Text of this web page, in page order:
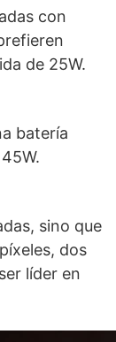
con
de 25W.
batería
sino que
dos
líder en